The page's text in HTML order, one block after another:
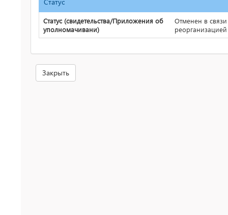
Статус (свидетельства/Приложения об
уполномачивани)
Отменен в связи
реорганизацией
Закрыть